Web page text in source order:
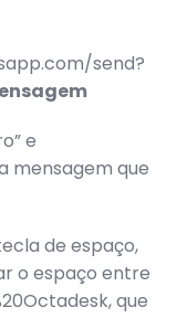
send?
e
mensagem que
de espaço,
o espaço entre
que